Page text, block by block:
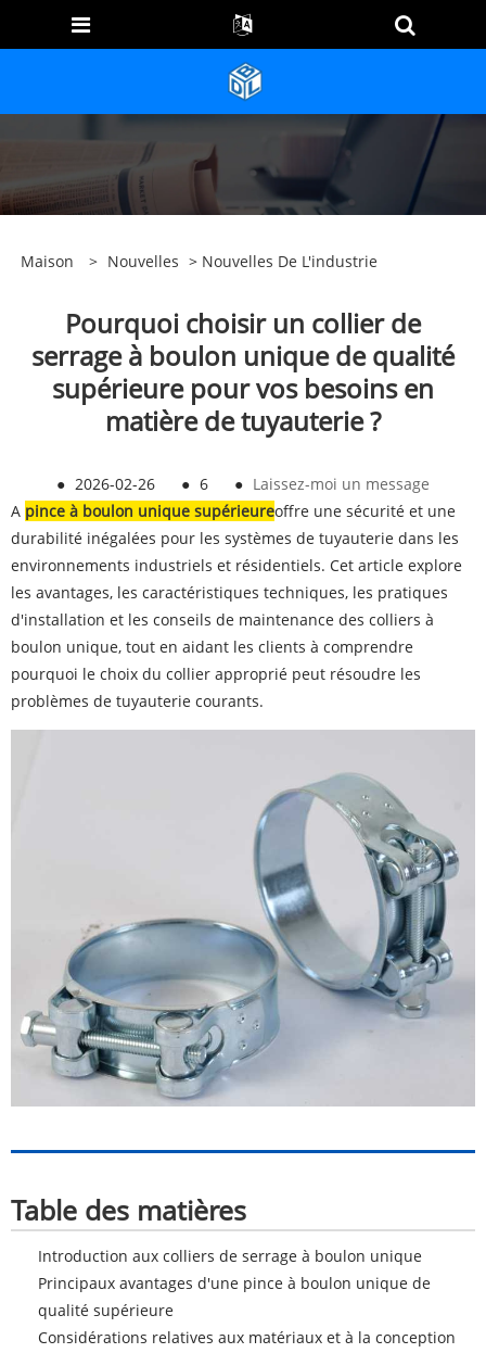
Maison > Nouvelles > Nouvelles De L'industrie
Pourquoi choisir un collier de
serrage à boulon unique de qualité
supérieure pour vos besoins en
matière de tuyauterie ?
● 2026-02-26 ● 6 ● Laissez-moi un message
A pince à boulon unique supérieureoffre une sécurité et une
durabilité inégalées pour les systèmes de tuyauterie dans les
environnements industriels et résidentiels. Cet article explore
les avantages, les caractéristiques techniques, les pratiques
d'installation et les conseils de maintenance des colliers à
boulon unique, tout en aidant les clients à comprendre
pourquoi le choix du collier approprié peut résoudre les
problèmes de tuyauterie courants.
Table des matières
Introduction aux colliers de serrage à boulon unique
Principaux avantages d'une pince à boulon unique de
qualité supérieure
Considérations relatives aux matériaux et à la conception